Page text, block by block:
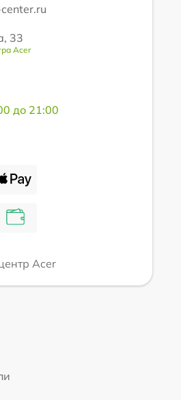
33
Acer
до 21:00
Acer